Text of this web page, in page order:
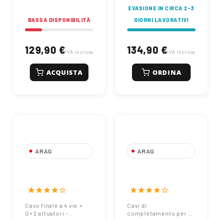
BASSA DISPONIBILITÀ
129,90 €IVA inclusa
ACQUISTA
EVASIONE IN CIRCA 2-3
GIORNI LAVORATIVI
134,90 €IVA inclusa
ORDINA
ARAG
Lunghezza: 3 m
Arag
starstarstarstarstar_border
Cavo finale a 4 vie +
G+2 attuatori -
ARAG
per collegamento
atomizzatori -
starstarstarstarstar_border
Cavi di
completamento per